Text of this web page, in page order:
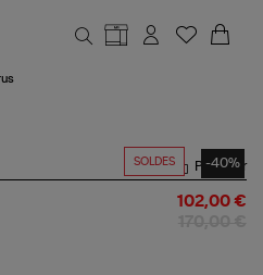
SOLDES -40%
Partager
102,00 €